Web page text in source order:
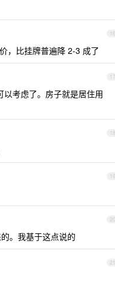
16
，比挂牌普遍降 2-3 成了
17
考虑了。房子就是居住用
18
19
20
。我基于这点说的
21